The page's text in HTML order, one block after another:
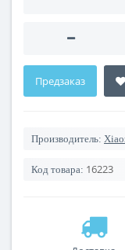
Предзаказ
Производитель:
Код товара: 16223